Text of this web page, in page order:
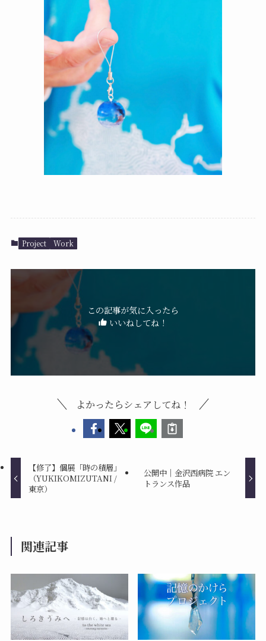
Project Work
この記事が気に入ったら
いいねしてね！
よかったらシェアしてね！
【修了】個展「時の積層」
（YUKIKOMIZUTANI /
東京）
公開中｜金沢西病院 エン
トランス作品
関連記事